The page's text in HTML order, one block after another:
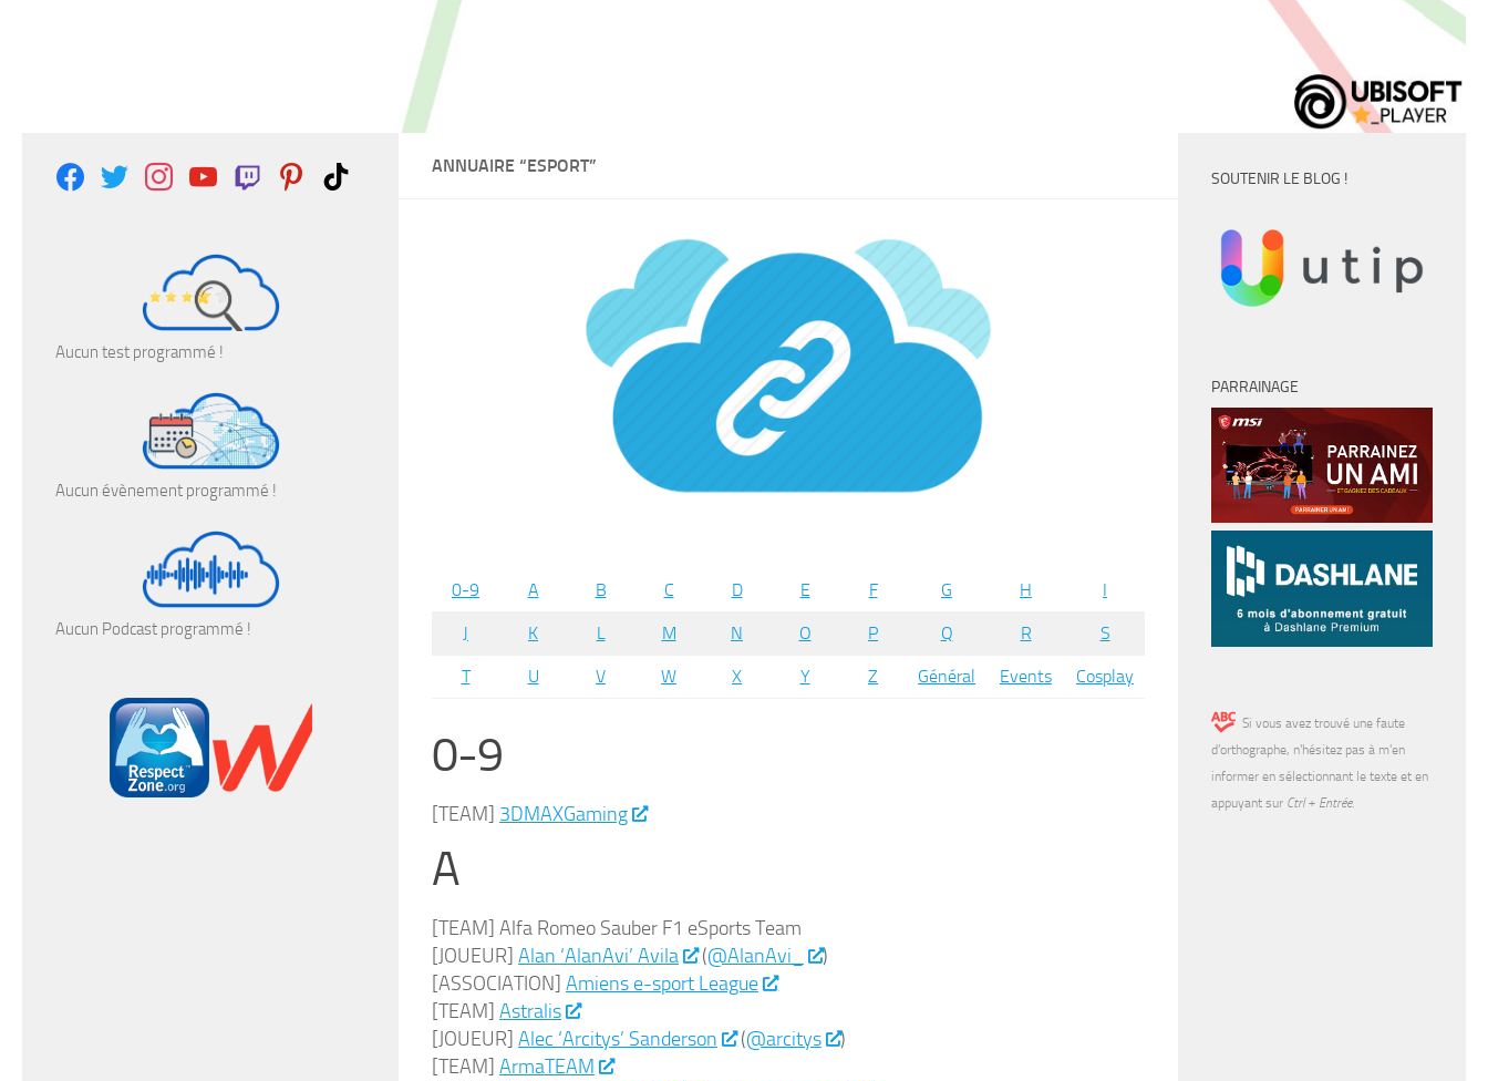
ANNUAIRE “ESPORT”
0-9 A B C D E F G H I
J K L M N O P Q R S
T U V W X Y Z Général Events Cosplay
0-9
[TEAM] 3DMAXGaming
A
[TEAM] Alfa Romeo Sauber F1 eSports Team
[JOUEUR] Alan ‘AlanAvi’ Avila (@AlanAvi_
)
[ASSOCIATION] Amiens e-sport League
[TEAM] Astralis
[JOUEUR] Alec ‘Arcitys’ Sanderson (@arcitys
)
[TEAM] ArmaTEAM
facebooktwitter instagramyoutubetwitch pinteresttiktok
Aucun test programmé !
Aucun évènement programmé !
Aucun Podcast programmé !
SOUTENIR LE BLOG !
PARRAINAGE
Si vous avez trouvé une faute
d’orthographe, n'hésitez pas à m'en
informer en sélectionnant le texte et en
appuyant sur Ctrl + Entrée.